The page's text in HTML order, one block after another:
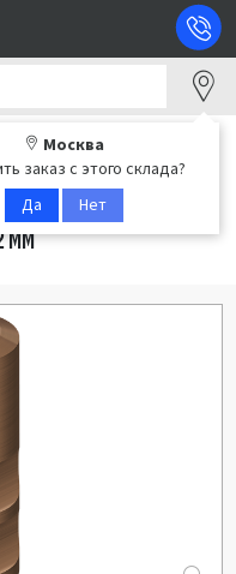
Москва
заказ с этого склада?
Да
Нет
ММ